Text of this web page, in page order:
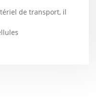
de transport, il